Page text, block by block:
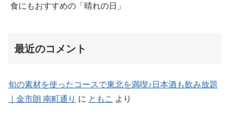
食にもおすすめの「晴れの日」
最近のコメント
旬の素材を使ったコースで東北を満喫♪日本酒も飲み放題
｜金市朗 南町通り に ともこ より